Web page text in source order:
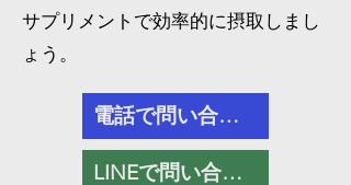
サプリメントで効率的に摂取しまし
ょう。
電話で問い合わせる
LINEで問い合わせる